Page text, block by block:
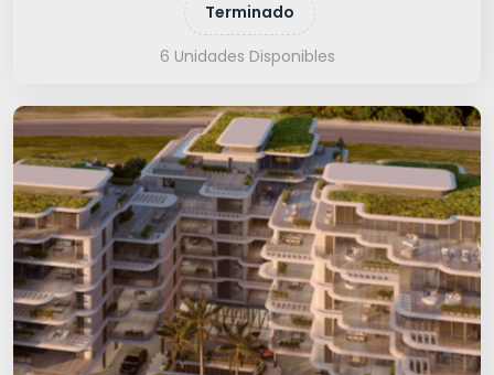
Terminado
6 Unidades Disponibles